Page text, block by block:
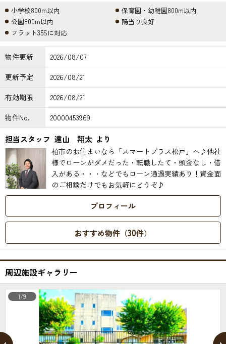
小学校800m以内
保育園・幼稚園800m以内
公園800m以内
陽当り良好
フラット35Sに対応
物件更新
2026/08/07
更新予定
2026/08/21
有効期限
2026/08/21
物件No.
20000453969
担当スタッフ 遠山 翔太 より
柏市のお住まいなら「スマートプラス松戸」へ♪他社
様でローンがダメだった・転職したて・頭金なし・借
入がある・・・などでもローン通過実績あり！資金面
のご相談だけでもお気軽にどうぞ♪
プロフィール
おすすめ物件（30件）
周辺施設ギャラリー
1/9